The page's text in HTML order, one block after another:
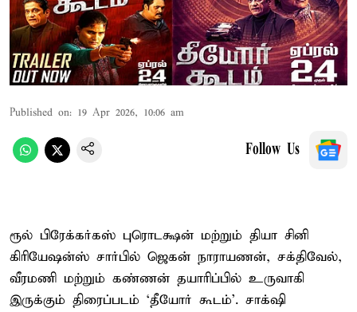
Published on: 19 Apr 2026, 10:06 am
Follow Us
ரூல் பிரேக்கர்கஸ் புரொடக்ஷன் மற்றும் தியா சினி
கிரியேஷன்ஸ் சார்பில் ஜெகன் நாராயணன், சக்திவேல்,
வீரமணி மற்றும் கண்ணன் தயாரிப்பில் உருவாகி
இருக்கும் திரைப்படம் ‘தீயோர் கூடம்’. சாக்‌ஷி